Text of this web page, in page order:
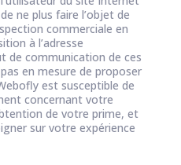
ne plus faire l’objet de
commerciale en
à l’adresse
de communication de ces
en mesure de proposer
est susceptible de
concernant votre
de votre prime, et
sur votre expérience